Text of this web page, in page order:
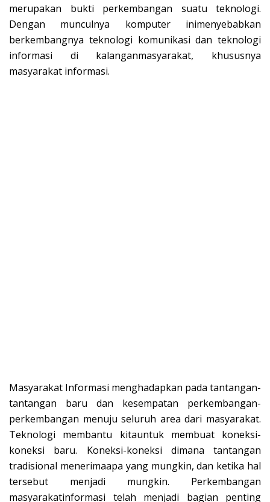
merupakan bukti perkembangan suatu teknologi.
Dengan munculnya komputer inimenyebabkan
berkembangnya teknologi komunikasi dan teknologi
informasi di kalanganmasyarakat, khususnya
masyarakat informasi.
Masyarakat Informasi menghadapkan pada tantangan-
tantangan baru dan kesempatan perkembangan-
perkembangan menuju seluruh area dari masyarakat.
Teknologi membantu kitauntuk membuat koneksi-
koneksi baru. Koneksi-koneksi dimana tantangan
tradisional menerimaapa yang mungkin, dan ketika hal
tersebut menjadi mungkin. Perkembangan
masyarakatinformasi telah menjadi bagian penting